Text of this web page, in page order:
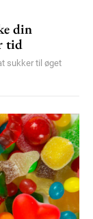
din
tid
sukker til øget